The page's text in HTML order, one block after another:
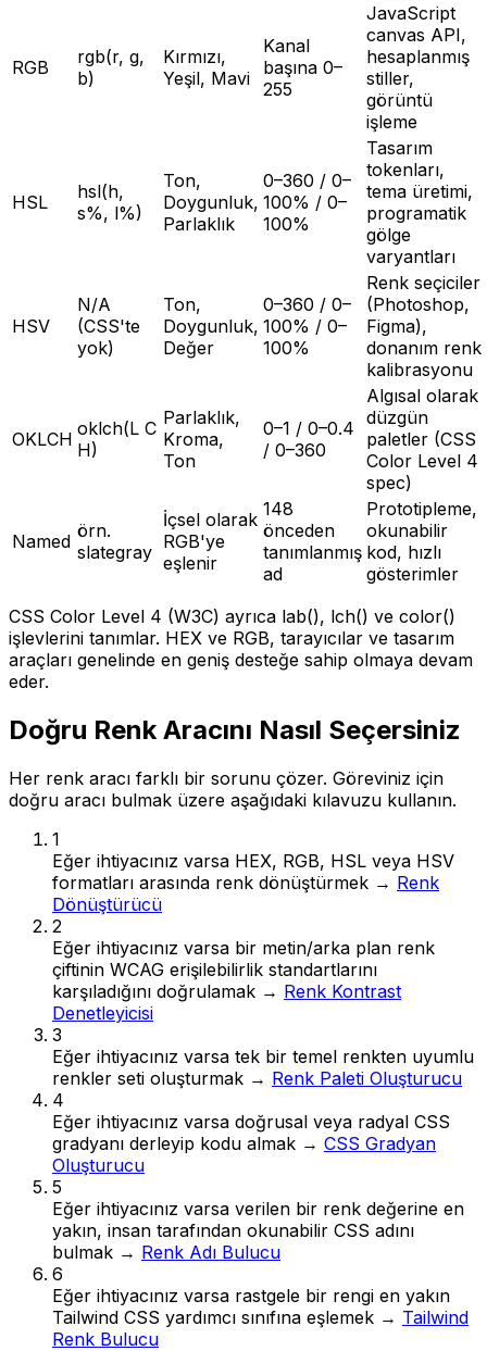
RGB
rgb(r, g,
b)
Kırmızı,
Yeşil, Mavi
Kanal
başına 0–
255
JavaScript
canvas API,
hesaplanmış
stiller,
görüntü
işleme
HSL
hsl(h,
s%, l%)
Ton,
Doygunluk,
Parlaklık
0–360 / 0–
100% / 0–
100%
Tasarım
tokenları,
tema üretimi,
programatik
gölge
varyantları
HSV
N/A
(CSS'te
yok)
Ton,
Doygunluk,
Değer
0–360 / 0–
100% / 0–
100%
Renk seçiciler
(Photoshop,
Figma),
donanım renk
kalibrasyonu
OKLCH oklch(L C
H)
Parlaklık,
Kroma,
Ton
0–1 / 0–0.4
/ 0–360
Algısal olarak
düzgün
paletler (CSS
Color Level 4
spec)
Named örn.
slategray
İçsel olarak
RGB'ye
eşlenir
148
önceden
tanımlanmış
ad
Prototipleme,
okunabilir
kod, hızlı
gösterimler
CSS Color Level 4 (W3C) ayrıca lab(), lch() ve color()
işlevlerini tanımlar. HEX ve RGB, tarayıcılar ve tasarım
araçları genelinde en geniş desteğe sahip olmaya devam
eder.
Doğru Renk Aracını Nasıl Seçersiniz
Her renk aracı farklı bir sorunu çözer. Göreviniz için
doğru aracı bulmak üzere aşağıdaki kılavuzu kullanın.
1
Eğer ihtiyacınız varsa HEX, RGB, HSL veya HSV
formatları arasında renk dönüştürmek → Renk
Dönüştürücü
2
Eğer ihtiyacınız varsa bir metin/arka plan renk
çiftinin WCAG erişilebilirlik standartlarını
karşıladığını doğrulamak → Renk Kontrast
Denetleyicisi
3
Eğer ihtiyacınız varsa tek bir temel renkten uyumlu
renkler seti oluşturmak → Renk Paleti Oluşturucu
4
Eğer ihtiyacınız varsa doğrusal veya radyal CSS
gradyanı derleyip kodu almak → CSS Gradyan
Oluşturucu
5
Eğer ihtiyacınız varsa verilen bir renk değerine en
yakın, insan tarafından okunabilir CSS adını
bulmak → Renk Adı Bulucu
6
Eğer ihtiyacınız varsa rastgele bir rengi en yakın
Tailwind CSS yardımcı sınıfına eşlemek → Tailwind
Renk Bulucu